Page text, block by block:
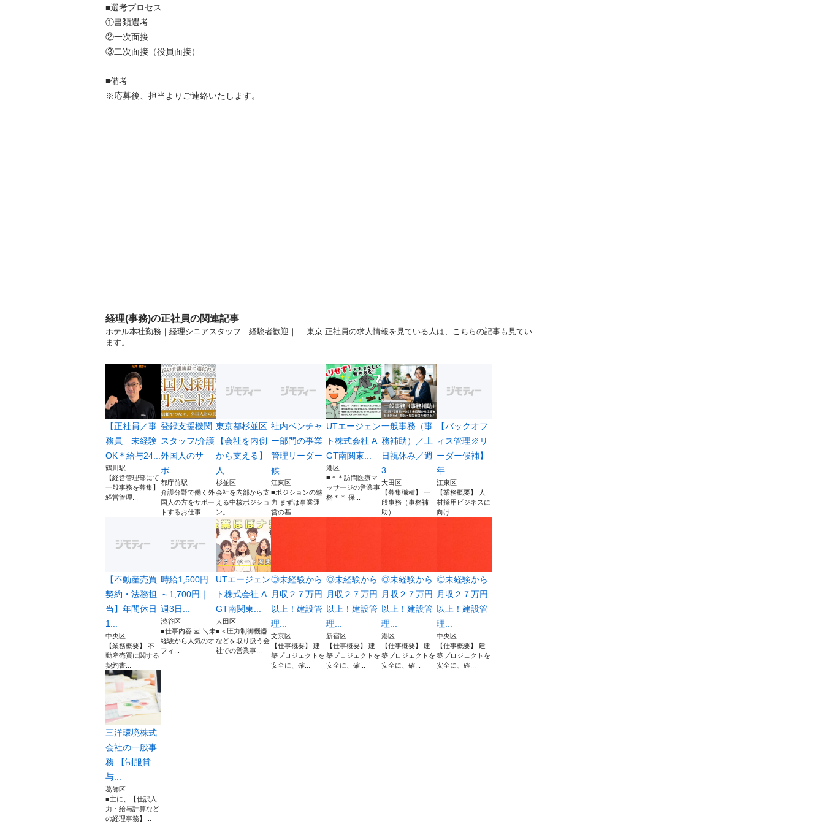
■選考プロセス
①書類選考
②一次面接
③二次面接（役員面接）
■備考
※応募後、担当よりご連絡いたします。
経理(事務)の正社員の関連記事
ホテル本社勤務｜経理シニアスタッフ｜経験者歓迎｜... 東京 正社員の求人情報を見ている人は、こちらの記事も見てい
ます。
【正社員／事
務員 未経験
OK＊給与24...
鶴川駅
【経営管理部にて
一般事務を募集】
経営管理...
登録支援機関
スタッフ/介護
外国人のサ
ポ...
都庁前駅
介護分野で働く外
国人の方をサポー
トするお仕事...
東京都杉並区
【会社を内側
から支える】
人...
杉並区
会社を内部から支
える中核ポジショ
ン。 ...
社内ベンチャ
ー部門の事業
管理リーダー
候...
江東区
■ポジションの魅
力 まずは事業運
営の基...
UTエージェン
ト株式会社 A
GT南関東...
港区
■＊＊訪問医療マ
ッサージの営業事
務＊＊ 保...
一般事務（事
務補助）／土
日祝休み／週
3...
大田区
【募集職種】 一
般事務（事務補
助） ...
【バックオフ
ィス管理※リ
ーダー候補】
年...
江東区
【業務概要】 人
材採用ビジネスに
向け ...
【不動産売買
契約・法務担
当】年間休日
1...
中央区
【業務概要】 不
動産売買に関する
契約書...
時給1,500円
～1,700円｜
週3日...
渋谷区
■仕事内容 💻 ＼未
経験から人気のオ
フィ...
UTエージェン
ト株式会社 A
GT南関東...
大田区
■＜圧力制御機器
などを取り扱う会
社での営業事...
◎未経験から
月収２７万円
以上！建設管
理...
文京区
【仕事概要】 建
築プロジェクトを
安全に、確...
◎未経験から
月収２７万円
以上！建設管
理...
新宿区
【仕事概要】 建
築プロジェクトを
安全に、確...
◎未経験から
月収２７万円
以上！建設管
理...
港区
【仕事概要】 建
築プロジェクトを
安全に、確...
◎未経験から
月収２７万円
以上！建設管
理...
中央区
【仕事概要】 建
築プロジェクトを
安全に、確...
三洋環境株式
会社の一般事
務 【制服貸
与...
葛飾区
■主に、【仕訳入
力・給与計算など
の経理事務】...